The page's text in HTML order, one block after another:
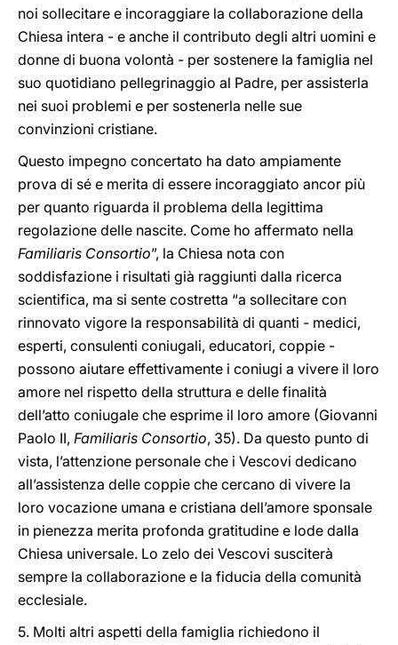
noi sollecitare e incoraggiare la collaborazione della
Chiesa intera - e anche il contributo degli altri uomini e
donne di buona volontà - per sostenere la famiglia nel
suo quotidiano pellegrinaggio al Padre, per assisterla
nei suoi problemi e per sostenerla nelle sue
convinzioni cristiane.
Questo impegno concertato ha dato ampiamente
prova di sé e merita di essere incoraggiato ancor più
per quanto riguarda il problema della legittima
regolazione delle nascite. Come ho affermato nella
Familiaris Consortio”, la Chiesa nota con
soddisfazione i risultati già raggiunti dalla ricerca
scientifica, ma si sente costretta “a sollecitare con
rinnovato vigore la responsabilità di quanti - medici,
esperti, consulenti coniugali, educatori, coppie -
possono aiutare effettivamente i coniugi a vivere il loro
amore nel rispetto della struttura e delle finalità
dell’atto coniugale che esprime il loro amore (Giovanni
Paolo II, Familiaris Consortio, 35). Da questo punto di
vista, l’attenzione personale che i Vescovi dedicano
all’assistenza delle coppie che cercano di vivere la
loro vocazione umana e cristiana dell’amore sponsale
in pienezza merita profonda gratitudine e lode dalla
Chiesa universale. Lo zelo dei Vescovi susciterà
sempre la collaborazione e la fiducia della comunità
ecclesiale.
5. Molti altri aspetti della famiglia richiedono il